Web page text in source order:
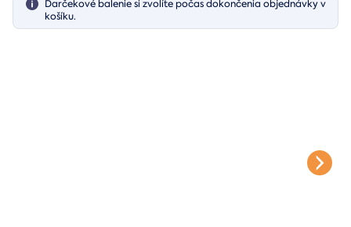
Darčekové balenie si zvolíte počas dokončenia objednávky v
košíku.